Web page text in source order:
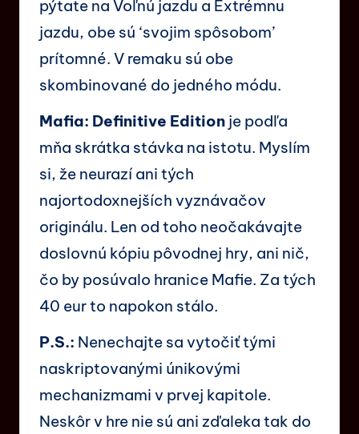
pýtate na Voľnú jazdu a Extrémnu
jazdu, obe sú ‘svojim spôsobom’
prítomné. V remaku sú obe
skombinované do jedného módu.
Mafia: Definitive Edition je podľa
mňa skrátka stávka na istotu. Myslím
si, že neurazí ani tých
najortodoxnejších vyznávačov
originálu. Len od toho neočakávajte
doslovnú kópiu pôvodnej hry, ani nič,
čo by posúvalo hranice Mafie. Za tých
40 eur to napokon stálo.
P.S.: Nenechajte sa vytočiť tými
naskriptovanými únikovými
mechanizmami v prvej kapitole.
Neskôr v hre nie sú ani zďaleka tak do